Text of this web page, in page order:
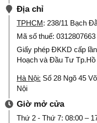
Địa chỉ
TPHCM: 238/11 Bạch
Mã số thuế: 0312807663
Giấy phép ĐKKD cấp
Hoạch và Đầu Tư Tp.Hồ
Hà Nội: Số 28 Ngõ 45
Nội
Giờ mở cửa
Thứ 2 - Thứ 7: 08:00 –